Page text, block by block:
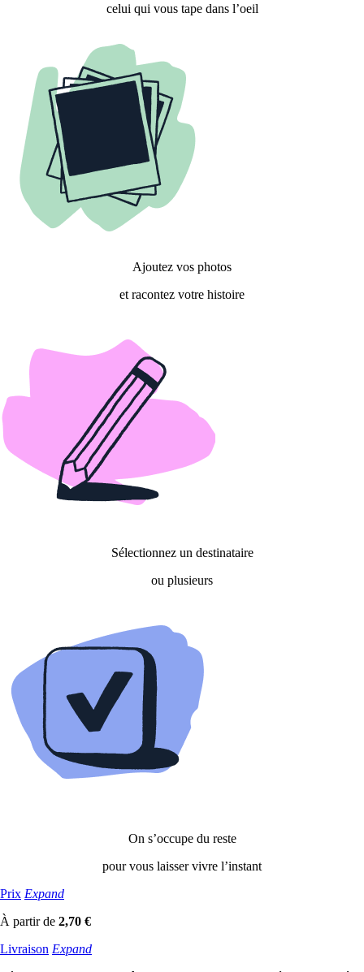
celui qui vous tape dans l’oeil
Ajoutez vos photos
et racontez votre histoire
Sélectionnez un destinataire
ou plusieurs
On s’occupe du reste
pour vous laisser vivre l’instant
Prix Expand
À partir de 2,70 €
Livraison Expand